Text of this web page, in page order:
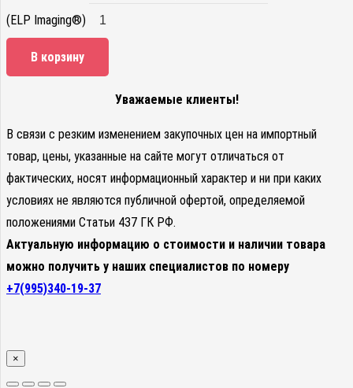
(ELP Imaging®)
В корзину
Уважаемые клиенты!
В связи с резким изменением закупочных цен на импортный
товар, цены, указанные на сайте могут отличаться от
фактических, носят информационный характер и ни при каких
условиях не являются публичной офертой, определяемой
положениями Статьи 437 ГК РФ.
Актуальную информацию о стоимости и наличии товара
можно получить у наших специалистов по номеру
+7(995)340-19-37
×